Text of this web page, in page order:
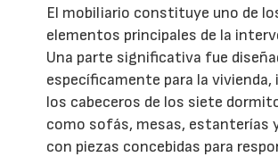
El mobiliario constituye uno de
elementos principales de la
Una parte significativa fue
específicamente para la vivienda,
los cabeceros de los siete
como sofás, mesas, estanterías
con piezas concebidas para